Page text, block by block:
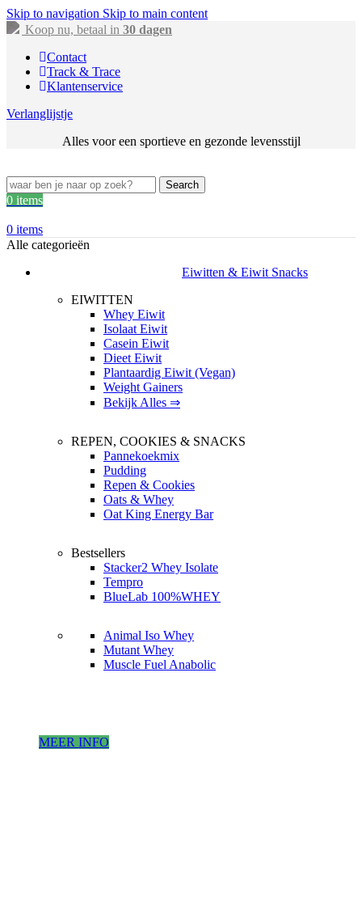
Skip to navigation Skip to main content
Koop nu, betaal in 30 dagen
Contact
Track & Trace
Klantenservice
Verlanglijstje
Alles voor een sportieve en gezonde levensstijl
Search
0 items
0 items
Alle categorieën
Eiwitten & Eiwit Snacks
EIWITTEN
Whey Eiwit
Isolaat Eiwit
Casein Eiwit
Dieet Eiwit
Plantaardig Eiwit (Vegan)
Weight Gainers
Bekijk Alles ⇒
REPEN, COOKIES & SNACKS
Pannekoekmix
Pudding
Repen & Cookies
Oats & Whey
Oat King Energy Bar
Bestsellers
Stacker2 Whey Isolate
Tempro
BlueLab 100%WHEY
Animal Iso Whey
Mutant Whey
Muscle Fuel Anabolic
MEER INFO